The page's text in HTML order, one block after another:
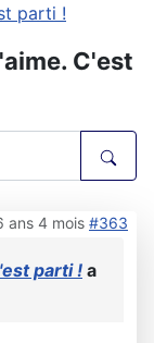
parti !
C'est
ans 4 mois #363
parti ! a